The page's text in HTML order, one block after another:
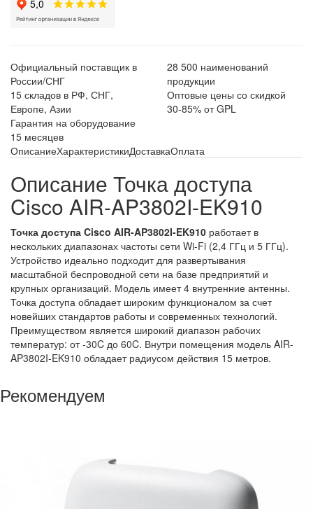
Официальный поставщик в
России/СНГ
28 500 наименований
продукции
15 складов в РФ, СНГ,
Европе, Азии
Оптовые цены со скидкой
30-85% от GPL
Гарантия на оборудование
15 месяцев
ОписаниеХарактеристикиДоставкаОплата
Описание Точка доступа
Cisco AIR-AP3802I-EK910
Точка доступа Cisco AIR-AP3802I-EK910 работает в
нескольких диапазонах частоты сети Wi-Fi (2,4 ГГц и 5 ГГц).
Устройство идеально подходит для развертывания
масштабной беспроводной сети на базе предприятий и
крупных организаций. Модель имеет 4 внутренние антенны.
Точка доступа обладает широким функционалом за счет
новейших стандартов работы и современных технологий.
Преимуществом является широкий диапазон рабочих
температур: от -30C до 60C. Внутри помещения модель AIR-
AP3802I-EK910 обладает радиусом действия 15 метров.
Рекомендуем